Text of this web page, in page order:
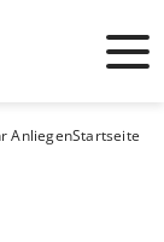
Startseite
Anliegen